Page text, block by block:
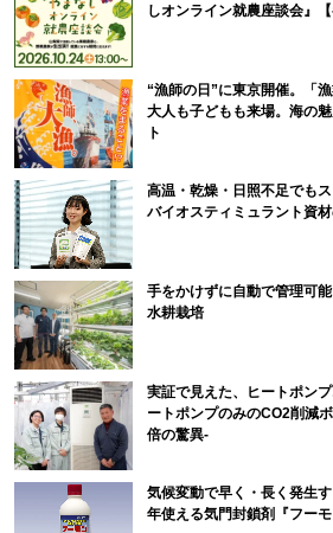
しオンライン就農座談会』【
“漁師の日”に東京開催。「
大人も子どもも来場。海の
ト
高温・乾燥・日照不足でも
バイオスティミュラント資
手をかけずに自動で管理可
水耕栽培
実証で見えた、ヒートポン
ートポンプのみのCO2削減
倍の驚異-
気候変動で早く・長く発生
年使える気門封鎖剤『フーモ